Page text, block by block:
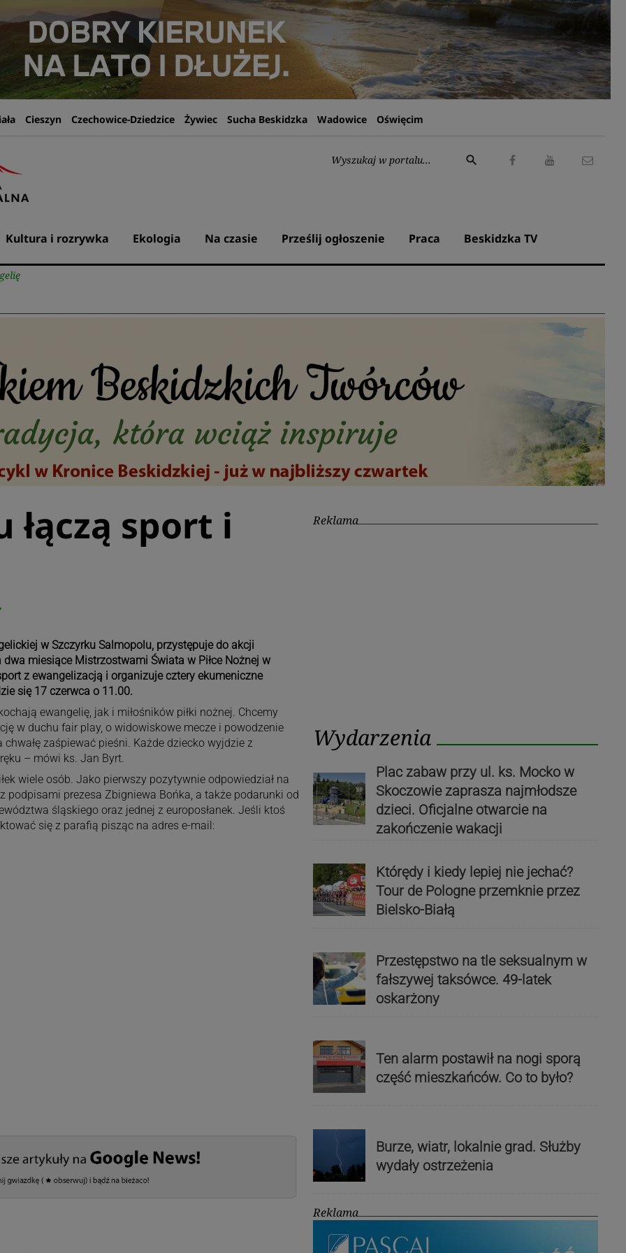
Cieszyn Czechowice-Dziedzice Żywiec Sucha Beskidzka Wadowice Oświęcim
Wyszukaj:
search
Kultura i rozrywka Ekologia Na czasie Prześlij ogłoszenie Praca Beskidzka TV
łączą sport i
w Szczyrku Salmopolu, przystępuje do akcji
miesiące Mistrzostwami Świata w Piłce Nożnej w
z ewangelizacją i organizuje cztery ekumeniczne
się 17 czerwca o 11.00.
ewangelię, jak i miłośników piłki nożnej. Chcemy
w duchu fair play, o widowiskowe mecze i powodzenie
zaśpiewać pieśni. Każde dziecko wyjdzie z
– mówi ks. Jan Byrt.
wiele osób. Jako pierwszy pozytywnie odpowiedział na
podpisami prezesa Zbigniewa Bońka, a także podarunki od
śląskiego oraz jednej z europosłanek. Jeśli ktoś
się z parafią pisząc na adres e-mail:
Reklama
Wydarzenia
Plac zabaw przy ul. ks. Mocko w
Skoczowie zaprasza najmłodsze
dzieci. Oficjalne otwarcie na
zakończenie wakacji
Którędy i kiedy lepiej nie jechać?
Tour de Pologne przemknie przez
Bielsko-Białą
Przestępstwo na tle seksualnym w
fałszywej taksówce. 49-latek
oskarżony
Ten alarm postawił na nogi sporą
część mieszkańców. Co to było?
Burze, wiatr, lokalnie grad. Służby
wydały ostrzeżenia
Reklama